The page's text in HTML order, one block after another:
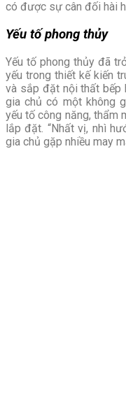
có được sự cân đối hài
Yếu tố phong thủy
Yếu tố phong thủy đã
yếu trong thiết kế kiến
và sắp đặt nội thất bếp
gia chủ có một không
yếu tố công năng, thẩm
lắp đặt. “Nhất vị, nhì
gia chủ gặp nhiều may